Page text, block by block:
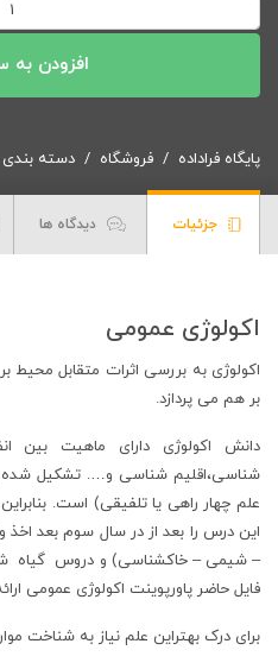
اکولوژی
عدد
افزودن به
پایگاه فراداده فروشگاه دسته بندی
جزئیات دیدگاه ها
اکولوژی عمومی
اکولوژی به بررسی اثرات متقابل محیط
بر هم می پردازد.
دانش اکولوژی دارای ماهیت بین
شناسی،اقلیم شناسی و…. تشکیل
علم چهار راهی یا تلفیقی) است.
این درس را بعد از در سال سوم بعد
– شیمی – خاکشناسی) و دروس گیاه
فایل حاضر پاورپوینت اکولوژی عمومی
برای درک بهتراین علم نیاز به شناخت